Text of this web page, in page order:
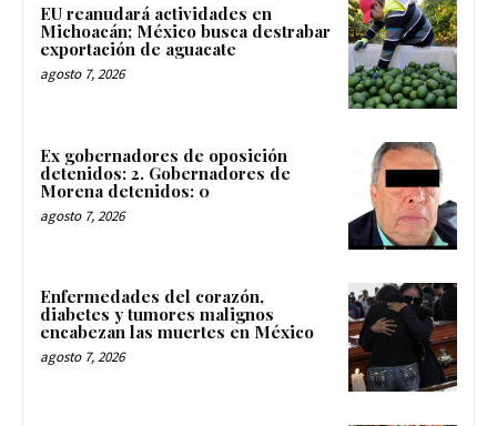
EU reanudará actividades en
Michoacán; México busca destrabar
exportación de aguacate
agosto 7, 2026
Ex gobernadores de oposición
detenidos: 2. Gobernadores de
Morena detenidos: 0
agosto 7, 2026
Enfermedades del corazón,
diabetes y tumores malignos
encabezan las muertes en México
agosto 7, 2026